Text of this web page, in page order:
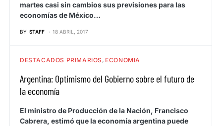
martes casi sin cambios sus previsiones para las
economías de México…
BY STAFF 18 ABRIL, 2017
DESTACADOS PRIMARIOS ECONOMIA
Argentina: Optimismo del Gobierno sobre el futuro de
la economía
El ministro de Producción de la Nación, Francisco
Cabrera, estimó que la economía argentina puede